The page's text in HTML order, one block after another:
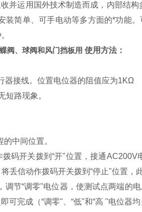
运用国外技术制造而成，内部结
装简单、可手电动等多方面的*功能
阀、球阀和风门挡板用 使用方法：
器接线。位置电位器的阻值应为1KΩ
短路现象。
中间位置。
码开关拨到“开"位置，接通
丢信动作拨码开关拨到“停止"位置
节“调零"电位器，使测试点两端的
可完成（“调零"、“低"和“高 "电位